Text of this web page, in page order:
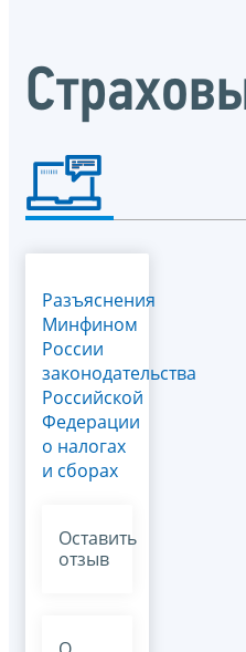
Разъяснения
Минфином
России
законодательства
Российской
Федерации
о налогах
и сборах
Оставить
отзыв